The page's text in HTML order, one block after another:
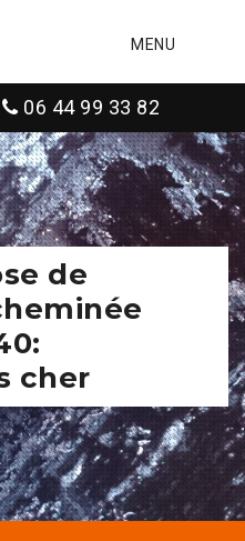
MENU
06 44 99 33 82
de
cher